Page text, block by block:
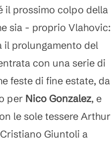
il prossimo colpo della
sia - proprio Vlahovic:
il prolungamento del
con una serie di
feste di fine estate, da
per Nico Gonzalez, e
le sole tessere Arthur
Giuntoli a